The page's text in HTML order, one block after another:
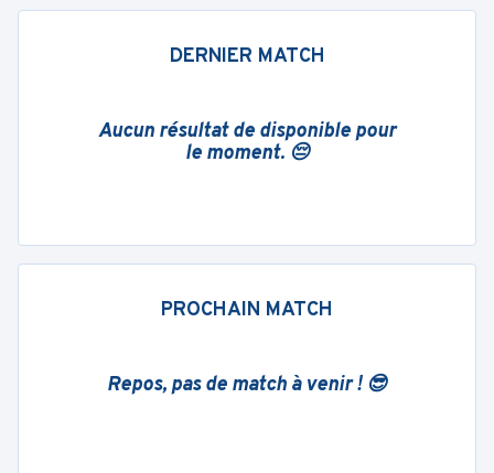
DERNIER MATCH
Aucun résultat de disponible pour
le moment. 😔
PROCHAIN MATCH
Repos, pas de match à venir ! 😎